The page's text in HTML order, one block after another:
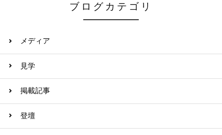
ブログカテゴリ
メディア
見学
掲載記事
登壇